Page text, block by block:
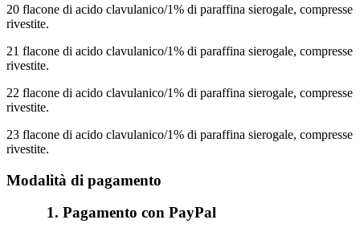
20 flacone di acido clavulanico/1% di paraffina sierogale, compresse
rivestite.
21 flacone di acido clavulanico/1% di paraffina sierogale, compresse
rivestite.
22 flacone di acido clavulanico/1% di paraffina sierogale, compresse
rivestite.
23 flacone di acido clavulanico/1% di paraffina sierogale, compresse
rivestite.
Modalità di pagamento
1. Pagamento con PayPal